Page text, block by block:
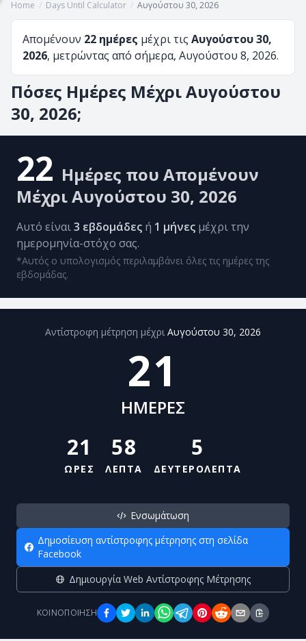
Home / Days Until Calculator / Αυγούστου 30, 2026
Απομένουν 22 ημέρες μέχρι τις Αυγούστου 30,
2026, μετρώντας από σήμερα, Αυγούστου 8, 2026.
Πόσες Ημέρες Μέχρι Αυγούστου
30, 2026;
22 Ημέρες που Απομένουν
Μέχρι Αυγούστου 30, 2026
Αυτό είναι3 εβδομάδες ή 1 μήνες μέχρι την
ημερομηνία-στόχο σας.
*Αυτός ο υπολογισμός περιλαμβάνει όλες τις ημέρες της
εβδομάδας.
Αντίστροφη μέτρηση μέχρι Αυγούστου 30, 2026
21
ΗΜΕΡΕΣ
21
ΩΡΕΣ
58
ΛΕΠΤΑ
5
ΔΕΥΤΕΡΟΛΕΠΤΑ
Ενσωμάτωση
Δημοσίευση αντίστροφης μέτρησης στη σελίδα
Facebook
Δημιουργία Web Αντίστροφης Μέτρησης
ΚΟΙΝΟΠΟΊΗΣΗ